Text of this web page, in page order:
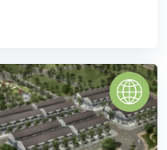
biệt thự khép kín, tọa
Quận 9. Dự án này
Cove. Nhờ vị trí đắc